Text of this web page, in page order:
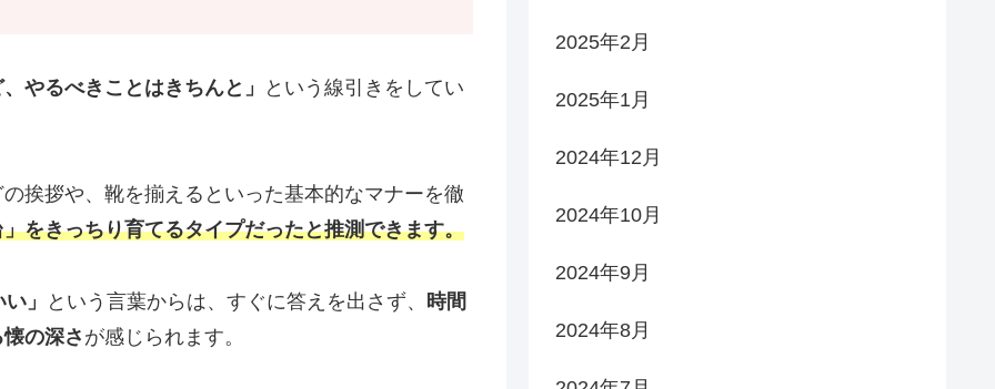
やるべきことはきちんと」 という線引きをしてい
挨拶や、靴を揃えるといった基本的なマナーを徹
をきっちり育てるタイプだったと推測できます。
」 という言葉からは、すぐに答えを出さず、
時間
の深さ が感じられます。
2025年2月
2025年1月
2024年12月
2024年10月
2024年9月
2024年8月